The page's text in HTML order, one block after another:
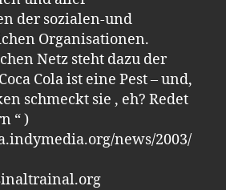
der sozialen-und
Organisationen.
Netz steht dazu der
Cola ist eine Pest – und,
schmeckt sie , eh? Redet
“ )
news/2003/